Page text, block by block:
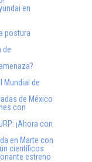
en
postura
de
Mundial de
de México
con
¡Ahora con
en Marte con
científicos
estreno